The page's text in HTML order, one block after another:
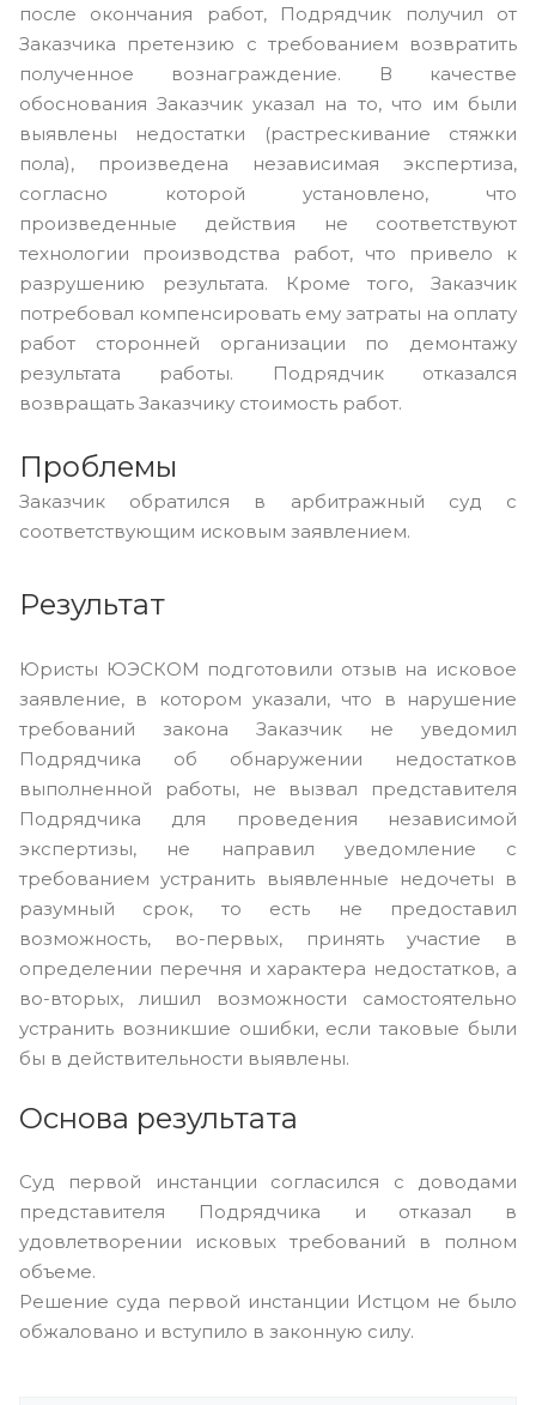
после окончания работ, Подрядчик получил от
Заказчика претензию с требованием возвратить
полученное вознаграждение. В качестве
обоснования Заказчик указал на то, что им были
выявлены недостатки (растрескивание стяжки
пола), произведена независимая экспертиза,
согласно которой установлено, что
произведенные действия не соответствуют
технологии производства работ, что привело к
разрушению результата. Кроме того, Заказчик
потребовал компенсировать ему затраты на оплату
работ сторонней организации по демонтажу
результата работы. Подрядчик отказался
возвращать Заказчику стоимость работ.
Проблемы
Заказчик обратился в арбитражный суд с
соответствующим исковым заявлением.
Результат
Юристы ЮЭСКОМ подготовили отзыв на исковое
заявление, в котором указали, что в нарушение
требований закона Заказчик не уведомил
Подрядчика об обнаружении недостатков
выполненной работы, не вызвал представителя
Подрядчика для проведения независимой
экспертизы, не направил уведомление с
требованием устранить выявленные недочеты в
разумный срок, то есть не предоставил
возможность, во-первых, принять участие в
определении перечня и характера недостатков, а
во-вторых, лишил возможности самостоятельно
устранить возникшие ошибки, если таковые были
бы в действительности выявлены.
Основа результата
Суд первой инстанции согласился с доводами
представителя Подрядчика и отказал в
удовлетворении исковых требований в полном
объеме.
Решение суда первой инстанции Истцом не было
обжаловано и вступило в законную силу.